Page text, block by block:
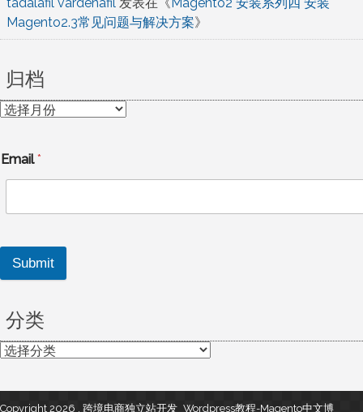
Magento2.3常见问题与解决方案》
归档
归
Email*
Submit
分类
分
Copyright 2026 , 跨境电商独立站开发_Wordpress教程-Magento中文博